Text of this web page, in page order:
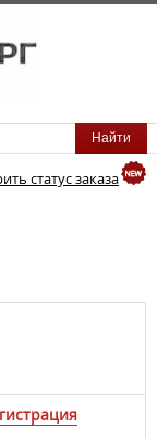
статус заказа